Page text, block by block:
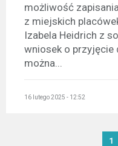
możliwość
z miejskich
Izabela Heidrich z
wniosek o przyjęcie
można...
16 lutego 2025 - 12:52
1